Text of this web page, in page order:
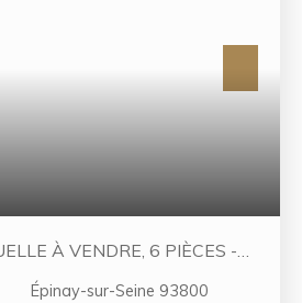
À VENDRE, 6 PIÈCES -
93800
Épinay-sur-Seine 93800